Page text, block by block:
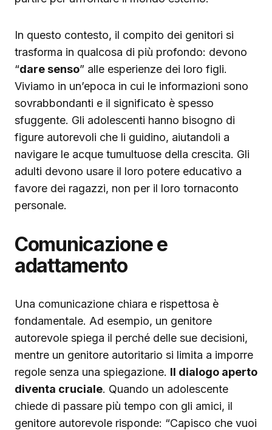
In questo contesto, il compito dei genitori si
trasforma in qualcosa di più profondo: devono
“dare senso” alle esperienze dei loro figli.
Viviamo in un’epoca in cui le informazioni sono
sovrabbondanti e il significato è spesso
sfuggente. Gli adolescenti hanno bisogno di
figure autorevoli che li guidino, aiutandoli a
navigare le acque tumultuose della crescita. Gli
adulti devono usare il loro potere educativo a
favore dei ragazzi, non per il loro tornaconto
personale.
Comunicazione e
adattamento
Una comunicazione chiara e rispettosa è
fondamentale. Ad esempio, un genitore
autorevole spiega il perché delle sue decisioni,
mentre un genitore autoritario si limita a imporre
regole senza una spiegazione. Il dialogo aperto
diventa cruciale. Quando un adolescente
chiede di passare più tempo con gli amici, il
genitore autorevole risponde: “Capisco che vuoi